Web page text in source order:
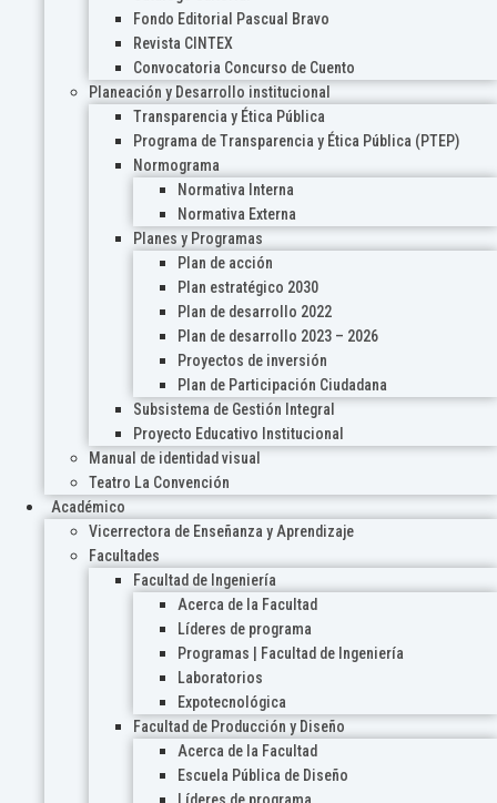
Fondo Editorial Pascual Bravo
Revista CINTEX
Convocatoria Concurso de Cuento
Planeación y Desarrollo institucional
Transparencia y Ética Pública
Programa de Transparencia y Ética Pública (PTEP)
Normograma
Normativa Interna
Normativa Externa
Planes y Programas
Plan de acción
Plan estratégico 2030
Plan de desarrollo 2022
Plan de desarrollo 2023 – 2026
Proyectos de inversión
Plan de Participación Ciudadana
Subsistema de Gestión Integral
Proyecto Educativo Institucional
Manual de identidad visual
Teatro La Convención
Académico
Vicerrectora de Enseñanza y Aprendizaje
Facultades
Facultad de Ingeniería
Acerca de la Facultad
Líderes de programa
Programas | Facultad de Ingeniería
Laboratorios
Expotecnológica
Facultad de Producción y Diseño
Acerca de la Facultad
Escuela Pública de Diseño